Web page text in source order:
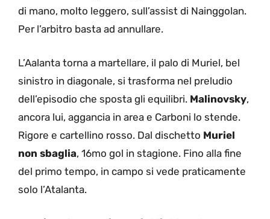
di mano, molto leggero, sull’assist di Nainggolan.
Per l’arbitro basta ad annullare.
L’Aalanta torna a martellare, il palo di Muriel, bel
sinistro in diagonale, si trasforma nel preludio
dell’episodio che sposta gli equilibri. Malinovsky,
ancora lui, aggancia in area e Carboni lo stende.
Rigore e cartellino rosso. Dal dischetto Muriel
non sbaglia, 16mo gol in stagione. Fino alla fine
del primo tempo, in campo si vede praticamente
solo l’Atalanta.